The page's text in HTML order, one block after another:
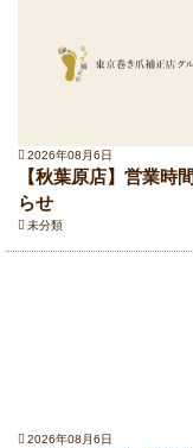
2026年08月6日
【秋葉原店】営業時
らせ
未分類
2026年08月6日